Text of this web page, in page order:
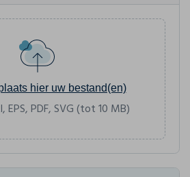
hier uw bestand(en)
EPS, PDF, SVG (tot 10 MB)